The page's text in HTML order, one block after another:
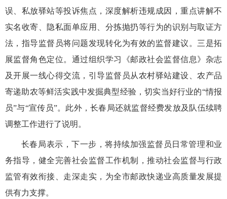
误、私放驿站等投诉焦点，深度解析违规成因，重点讲解不
实名收寄、隐私面单应用、分拣抛扔等行为的识别与取证方
法，指导监督员将问题发现转化为有效的监督建议。三是拓
展监督角色定位。通过组织学习《邮政社会监督信息》杂志
及开展一线心得交流，引导监督员从农村驿站建设、农产品
寄递助农等鲜活实践中发掘典型经验，切实当好行业的“情报
员”与“宣传员”。此外，长春局还就监督经费发放及队伍续聘
调整工作进行了说明。
长春局表示，
下一步，将持续加强监督员日常管理和业
务指导，健全完善社会监督工作机制，推动社会监督与行政
监管有效衔接、走深走实，为全市邮政快递业高质量发展提
供有力支撑。